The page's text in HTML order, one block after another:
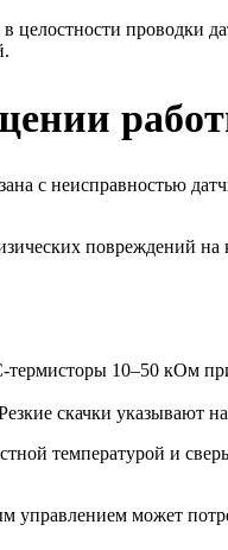
проводки
с неисправностью
повреждений
10–50 кОм
скачки указывают
температурой и
управлением может